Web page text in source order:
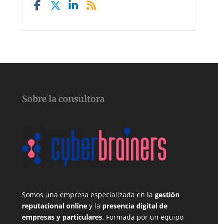
Sobre la consultora
Somos una empresa especializada en la gestión
reputacional onliney la presencia digital de
empresas y particulares. Formada por un equipo